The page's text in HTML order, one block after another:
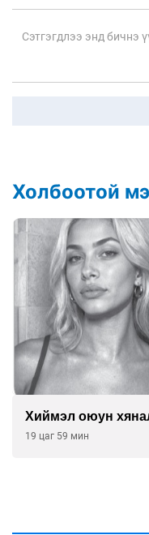
Холбоотой
Хиймэл оюун
19 цаг 59 мин